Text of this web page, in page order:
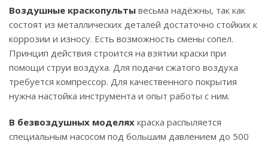
Воздушные краскопульты весьма надёжны, так как
состоят из металлических деталей достаточно стойких к
коррозии и износу. Есть возможность смены сопел.
Принцип действия строится на взятии краски при
помощи струи воздуха. Для подачи сжатого воздуха
требуется компрессор. Для качественного покрытия
нужна настойка инструмента и опыт работы с ним.
В безвоздушных моделях краска распыляетcя
специальным насосом под большим давлением до 500